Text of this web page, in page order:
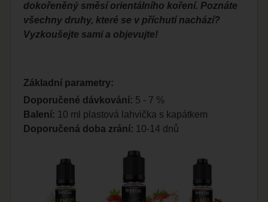
dokořeněný směsí orientálního koření. Poznáte
všechny druhy, které se v příchutí nachází?
Vyzkoušejte sami a objevujte!
Základní parametry:
Doporučené dávkování: 5 - 7 %
Balení: 10 ml plastová lahvička s kapátkem
Doporučená doba zrání: 10-14 dnů